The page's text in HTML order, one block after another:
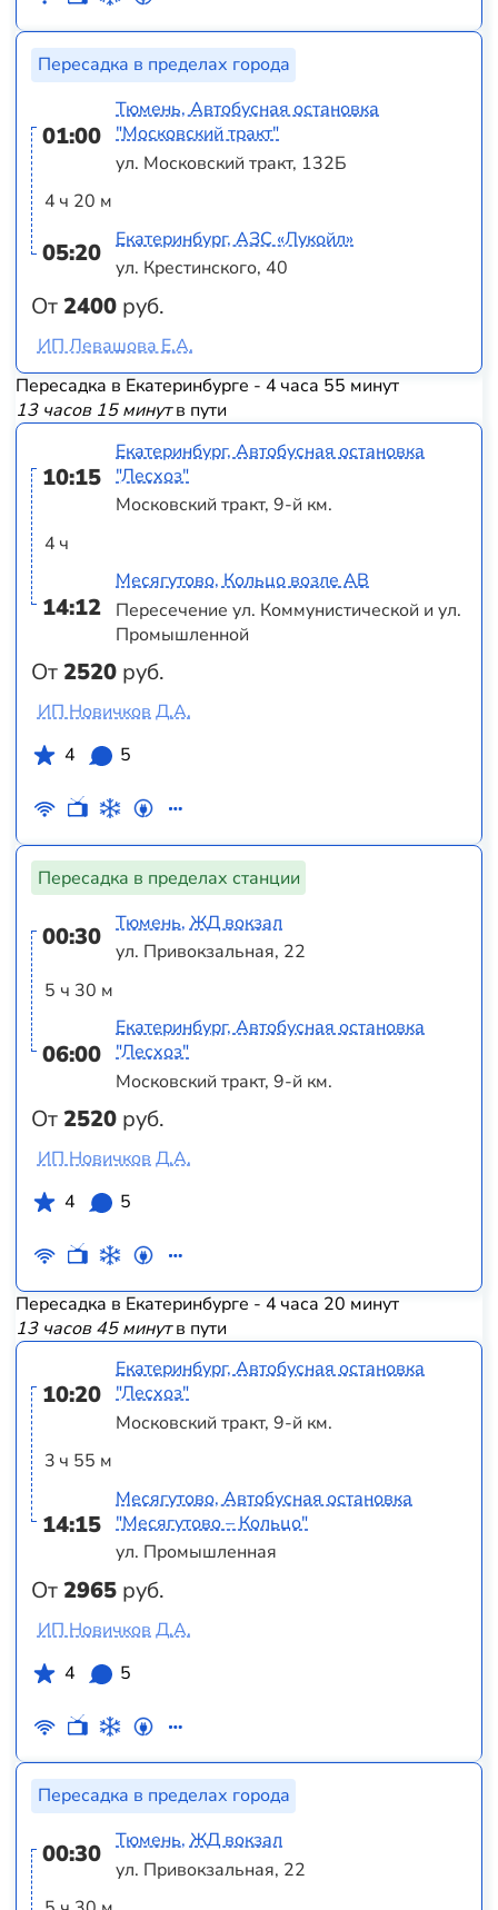
Пересадка в пределах города
01:00
4 ч 20 м
05:20
От2400 руб.
Тюмень, Автобусная остановка
"Московский тракт"
ул. Московский тракт, 132Б
Екатеринбург, АЗС «Лукойл»
ул. Крестинского, 40
ИП Левашова Е.А.
Пересадка в Екатеринбурге - 4 часа 55 минут
13 часов 15 минутв пути
10:15
4 ч
14:12
От2520 руб.
Екатеринбург, Автобусная остановка
"Лесхоз"
Московский тракт, 9-й км.
Месягутово, Кольцо возле АВ
Пересечение ул. Коммунистической и ул.
Промышленной
ИП Новичков Д.А.
4
5
Пересадка в пределах станции
00:30
5 ч 30 м
06:00
От2520 руб.
Тюмень, ЖД вокзал
ул. Привокзальная, 22
Екатеринбург, Автобусная остановка
"Лесхоз"
Московский тракт, 9-й км.
ИП Новичков Д.А.
4
5
Пересадка в Екатеринбурге - 4 часа 20 минут
13 часов 45 минутв пути
10:20
3 ч 55 м
14:15
От2965 руб.
Екатеринбург, Автобусная остановка
"Лесхоз"
Московский тракт, 9-й км.
Месягутово, Автобусная остановка
"Месягутово – Кольцо"
ул. Промышленная
ИП Новичков Д.А.
4
5
Пересадка в пределах города
00:30
Тюмень, ЖД вокзал
ул. Привокзальная, 22